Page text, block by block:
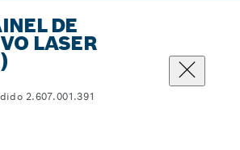
DE
LASER
2.607.001.391